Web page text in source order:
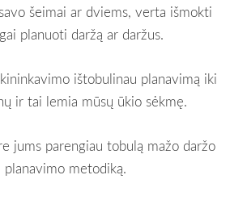
šeimai ar dviems, verta išmokti
planuoti daržą ar daržus.
ištobulinau planavimą iki
ir tai lemia mūsų ūkio sėkmę.
jums parengiau tobulą mažo daržo
planavimo metodiką.